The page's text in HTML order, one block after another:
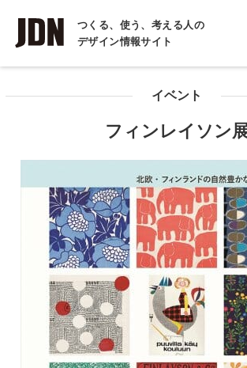
つくる、使う、考える人の
デザイン情報サイト
INTERVIEW
インタビュー
イベント
フィンレイソン